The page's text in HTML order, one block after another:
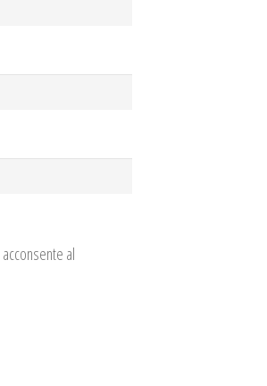
acconsente al